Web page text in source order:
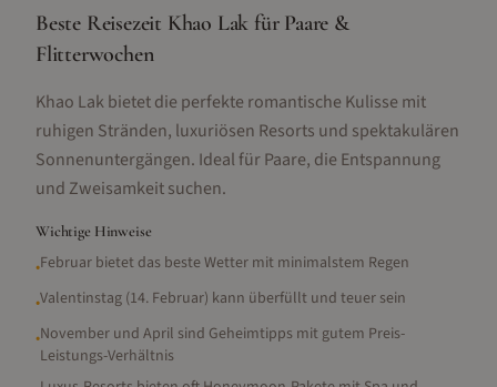
Beste Reisezeit Khao Lak für Paare &
Flitterwochen
Khao Lak bietet die perfekte romantische Kulisse mit
ruhigen Stränden, luxuriösen Resorts und spektakulären
Sonnenuntergängen. Ideal für Paare, die Entspannung
und Zweisamkeit suchen.
Wichtige Hinweise
•Februar bietet das beste Wetter mit minimalstem Regen
•Valentinstag (14. Februar) kann überfüllt und teuer sein
•November und April sind Geheimtipps mit gutem Preis-
Leistungs-Verhältnis